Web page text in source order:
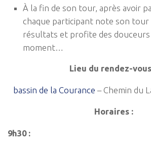
À la fin de son tour, après avoir
chaque participant note son tour
résultats et profite des douceurs
moment…
Lieu du rendez-
bassin de la Courance – Chemin du
Horaires :
9h30 :